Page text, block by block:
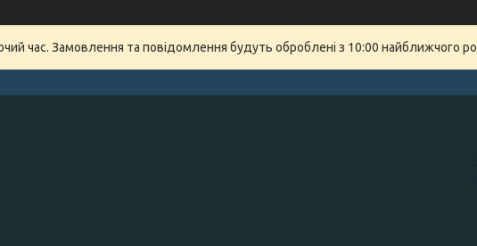
час. Замовлення та повідомлення будуть оброблені з 10:00 найближчого